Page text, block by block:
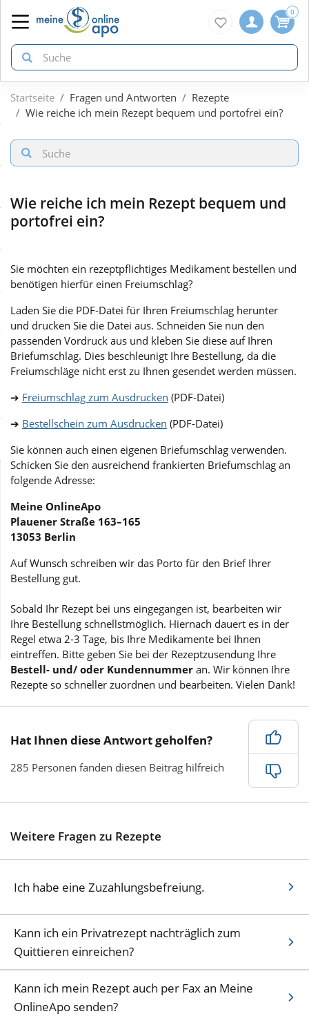
zurück
ÜBERSICHT AKTIONEN
Gratis dazu
Neuheiten
Sale
Schnäppchen
Sparsets
zurück
ÜBERSICHT KATEGORIEN
Bio & Genuss
Diabetes
Körperpflege & Kosmetik
Liebe & Erotik
Mutter & Kind
Natur & Homöopathie
Sanitätshaus
Sport & Fitness
Tierbedarf
Wellness
zurück
ÜBERSICHT MARKEN
Doppelherz
Eucerin
Physiogel
Aliud Pharma
atida
0
Startseite Fragen und Antworten
Rezepte
Wie reiche ich mein Rezept bequem und portofrei ein?
Wie reiche ich mein Rezept bequem und
portofrei ein?
Sie möchten ein rezeptpflichtiges Medikament bestellen und
benötigen hierfür einen Freiumschlag?
Laden Sie die PDF-Datei für Ihren Freiumschlag herunter
und drucken Sie die Datei aus. Schneiden Sie nun den
passenden Vordruck aus und kleben Sie diese auf Ihren
Briefumschlag. Dies beschleunigt Ihre Bestellung, da die
Freiumschläge nicht erst zu Ihnen gesendet werden müssen.
➔ Freiumschlag zum Ausdrucken (PDF-Datei)
➔ Bestellschein zum Ausdrucken (PDF-Datei)
Sie können auch einen eigenen Briefumschlag verwenden.
Schicken Sie den ausreichend frankierten Briefumschlag an
folgende Adresse:
Meine OnlineApo
Plauener Straße 163–165
13053 Berlin
Auf Wunsch schreiben wir das Porto für den Brief Ihrer
Bestellung gut.
Sobald Ihr Rezept bei uns eingegangen ist, bearbeiten wir
Ihre Bestellung schnellstmöglich. Hiernach dauert es in der
Regel etwa 2-3 Tage, bis Ihre Medikamente bei Ihnen
eintreffen. Bitte geben Sie bei der Rezeptzusendung Ihre
Bestell- und/ oder Kundennummer an. Wir können Ihre
Rezepte so schneller zuordnen und bearbeiten. Vielen Dank!
Hat Ihnen diese Antwort geholfen?
285 Personen fanden diesen Beitrag hilfreich
Ja
Nein
Weitere Fragen zu Rezepte
Ich habe eine Zuzahlungsbefreiung.
Kann ich ein Privatrezept nachträglich zum
Quittieren einreichen?
Kann ich mein Rezept auch per Fax an Meine
OnlineApo senden?